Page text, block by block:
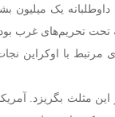
کاهش داوطلبانه یک
که تحت تحریم‌های غرب
با اوکراین
مثلث بگریزد.